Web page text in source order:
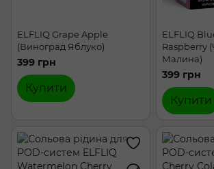
ELFLIQ Grape Apple
(Виноград Яблуко)
399 грн
Купити
ELFLIQ
Raspberry
Малина)
399 грн
Купити